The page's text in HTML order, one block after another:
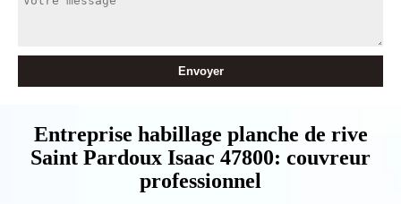
Entreprise habillage planche de rive
Saint Pardoux Isaac 47800: couvreur
professionnel